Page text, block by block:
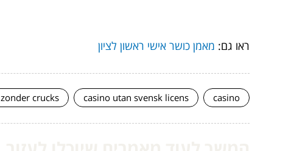
ראו גם: מאמן כושר אישי ראשון לציון
casino
casino utan svensk licens
crucks